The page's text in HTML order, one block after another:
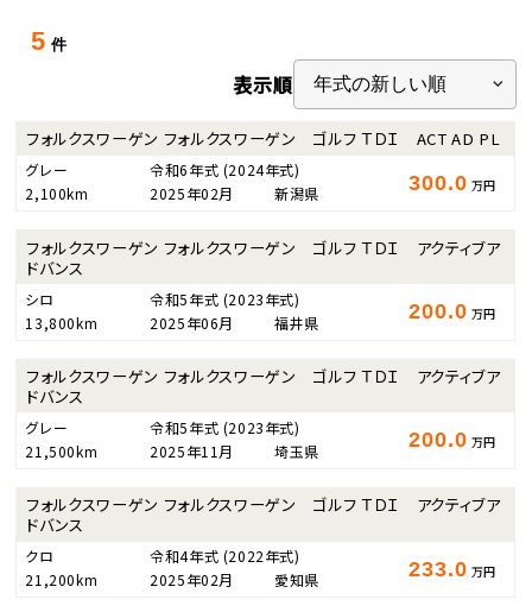
5 件
表示順
フォルクスワーゲン フォルクスワーゲン ゴルフ ＴＤＩ ACT AD PL
グレー 令和6年式 (2024年式)
2,100km
2025年02月 新潟県 300.0 万円
フォルクスワーゲン フォルクスワーゲン ゴルフ ＴＤＩ アクティブア
ドバンス
シロ 令和5年式 (2023年式)
13,800km
2025年06月 福井県 200.0 万円
フォルクスワーゲン フォルクスワーゲン ゴルフ ＴＤＩ アクティブア
ドバンス
グレー 令和5年式 (2023年式)
21,500km
2025年11月 埼玉県 200.0 万円
フォルクスワーゲン フォルクスワーゲン ゴルフ ＴＤＩ アクティブア
ドバンス
クロ 令和4年式 (2022年式)
21,200km
2025年02月 愛知県 233.0 万円